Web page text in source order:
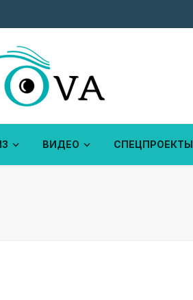
ВИДЕО СПЕЦПРОЕКТЫ